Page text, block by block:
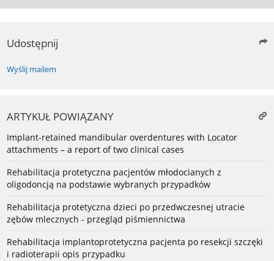
Udostępnij
Wyślij mailem
ARTYKUŁ POWIĄZANY
Implant-retained mandibular overdentures with Locator
attachments – a report of two clinical cases
Rehabilitacja protetyczna pacjentów młodocianych z
oligodoncją na podstawie wybranych przypadków
Rehabilitacja protetyczna dzieci po przedwczesnej utracie
zębów mlecznych - przegląd piśmiennictwa
Rehabilitacja implantoprotetyczna pacjenta po resekcji szczęki
i radioterapii opis przypadku